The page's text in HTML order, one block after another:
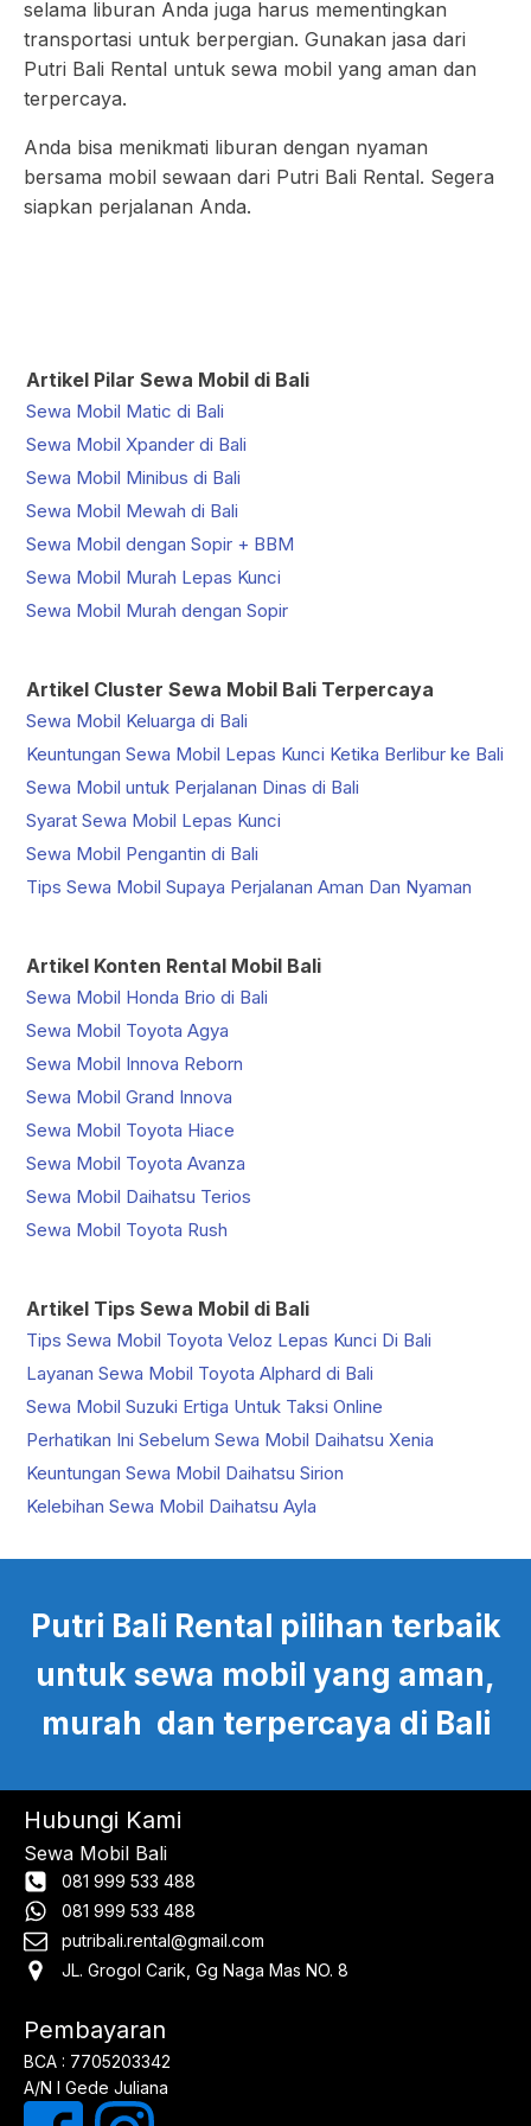
selama liburan Anda juga harus mementingkan
transportasi untuk berpergian. Gunakan jasa dari
Putri Bali Rental untuk sewa mobil yang aman dan
terpercaya.
Anda bisa menikmati liburan dengan nyaman
bersama mobil sewaan dari Putri Bali Rental. Segera
siapkan perjalanan Anda.
Artikel Pilar Sewa Mobil di Bali
Sewa Mobil Matic di Bali
Sewa Mobil Xpander di Bali
Sewa Mobil Minibus di Bali
Sewa Mobil Mewah di Bali
Sewa Mobil dengan Sopir + BBM
Sewa Mobil Murah Lepas Kunci
Sewa Mobil Murah dengan Sopir
Artikel Cluster Sewa Mobil Bali Terpercaya
Sewa Mobil Keluarga di Bali
Keuntungan Sewa Mobil Lepas Kunci Ketika Berlibur ke Bali
Sewa Mobil untuk Perjalanan Dinas di Bali
Syarat Sewa Mobil Lepas Kunci
Sewa Mobil Pengantin di Bali
Tips Sewa Mobil Supaya Perjalanan Aman Dan Nyaman
Artikel Konten Rental Mobil Bali
Sewa Mobil Honda Brio di Bali
Sewa Mobil Toyota Agya
Sewa Mobil Innova Reborn
Sewa Mobil Grand Innova
Sewa Mobil Toyota Hiace
Sewa Mobil Toyota Avanza
Sewa Mobil Daihatsu Terios
Sewa Mobil Toyota Rush
Artikel Tips Sewa Mobil di Bali
Tips Sewa Mobil Toyota Veloz Lepas Kunci Di Bali
Layanan Sewa Mobil Toyota Alphard di Bali
Sewa Mobil Suzuki Ertiga Untuk Taksi Online
Perhatikan Ini Sebelum Sewa Mobil Daihatsu Xenia
Keuntungan Sewa Mobil Daihatsu Sirion
Kelebihan Sewa Mobil Daihatsu Ayla
Putri Bali Rental pilihan terbaik
untuk sewa mobil yang aman,
murah dan terpercaya di Bali
Hubungi Kami
Sewa Mobil Bali
081 999 533 488
081 999 533 488
putribali.rental@gmail.com
JL. Grogol Carik, Gg Naga Mas NO. 8
Pembayaran
BCA : 7705203342
A/N I Gede Juliana